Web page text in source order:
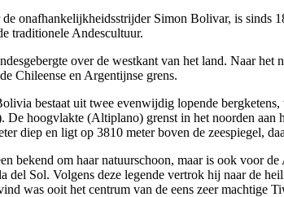
onafhankelijkheidsstrijder Simon Bolivar, is sinds
traditionele Andescultuur.
over de westkant van het land. Naar
Chileense en Argentijnse grens.
bestaat uit twee evenwijdig lopende
De hoogvlakte (Altiplano) grenst in het noorden aan
diep en ligt op 3810 meter boven de zeespiegel,
bekend om haar natuurschoon, maar is ook voor
del Sol. Volgens deze legende vertrok hij naar de
was ooit het centrum van de eens zeer machtige